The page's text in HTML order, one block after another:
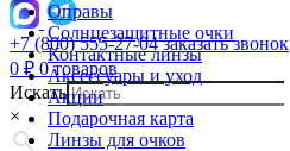
+7 (800) 555-27-04 заказать звонок
0 ₽ 0 товаров
Искать
×
Оправы
Солнцезащитные очки
Контактные линзы
Аксессуары и уход
Акции
Подарочная карта
Линзы для очков